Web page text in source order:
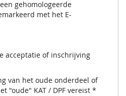
gehomologeerde
met het E-
acceptatie of inschrijving
van het oude onderdeel of
"oude" KAT / DPF vereist *